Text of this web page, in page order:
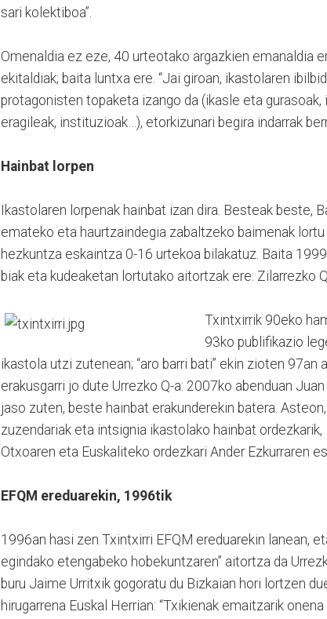
sari kolektiboa”.
Omenaldia ez eze, 40 urteotako argazkien emanaldia
ekitaldiak; baita luntxa ere. “Jai giroan, ikastolaren
protagonisten topaketa izango da (ikasle eta
eragileak, instituzioak…), etorkizunari begira indarrak
Hainbat lorpen
Ikastolaren lorpenak hainbat izan dira. Besteak beste,
emateko eta haurtzaindegia zabaltzeko baimenak
hezkuntza eskaintza 0-16 urtekoa bilakatuz. Baita
biak eta kudeaketan lortutako aitortzak ere: Zilarrezko
Txintxirrik 90eko
93ko publifikazio
ikastola utzi zutenean; “aro barri bati” ekin zioten 97an
erakusgarri jo dute Urrezko Q-a: 2007ko abenduan
jaso zuten, beste hainbat erakunderekin batera.
zuzendariak eta intsignia ikastolako hainbat
Otxoaren eta Euskaliteko ordezkari Ander Ezkurraren
EFQM ereduarekin, 1996tik
1996an hasi zen Txintxirri EFQM ereduarekin lanean,
egindako etengabeko hobekuntzaren” aitortza da
buru Jaime Urritxik gogoratu du Bizkaian hori lortzen
hirugarrena Euskal Herrian: “Txikienak emaitzarik